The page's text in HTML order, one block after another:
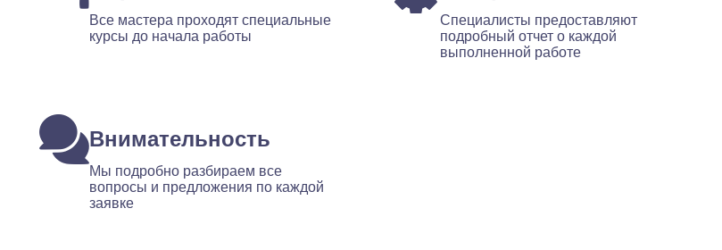
Все мастера проходят специальные
курсы до начала работы
Специалисты предоставляют
подробный отчет о каждой
выполненной работе
Внимательность
Мы подробно разбираем все
вопросы и предложения по каждой
заявке